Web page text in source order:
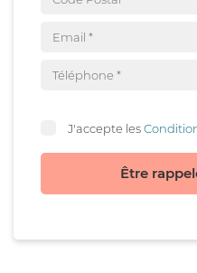
J'accepte les
Être